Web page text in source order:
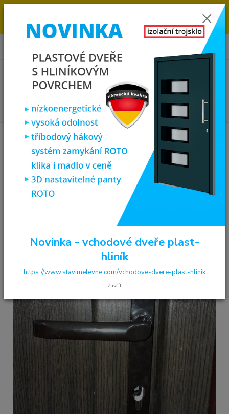
OBJEDNÁVKOU. MÁME 7 000 OKEN A DVEŘÍ SKLADEM U NÁS V
KLATOVECH.
0
0,00 Kč
Zárubně, obložky, kování Klika štítek pro plastové dveře - černá/bílá
Klika štítek pro plastové dveře -
černá/bílá
Novinka - vchodové dveře plast-
hliník
https://www.stavimelevne.com/vchodove-dvere-plast-hlinik
Zavřít